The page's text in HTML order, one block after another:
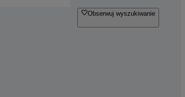
Obserwuj wyszukiwanie